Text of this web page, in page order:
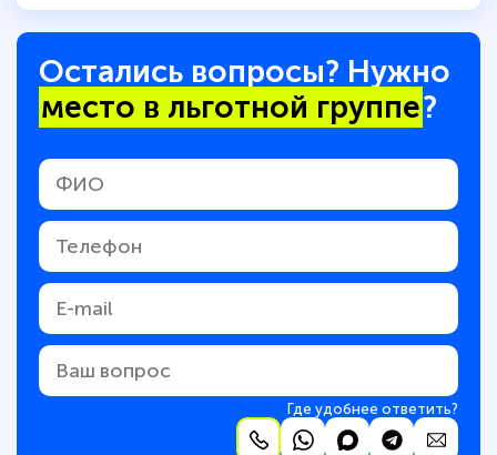
Остались вопросы? Нужно
место в льготной группе?
Где удобнее ответить?